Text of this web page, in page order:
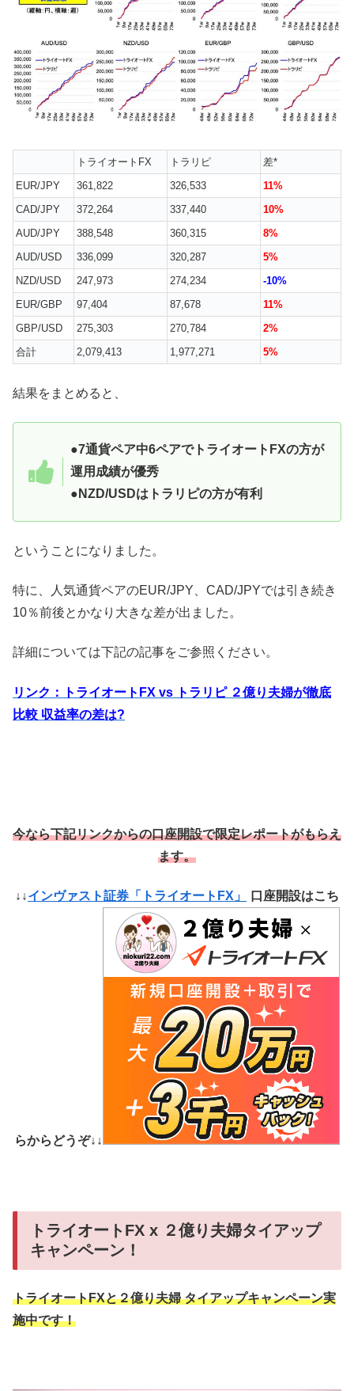
トライオートFX トラリピ
差*
EUR/JPY
361,822 326,533
11%
CAD/JPY
372,264 337,440
10%
AUD/JPY
388,548 360,315
8%
AUD/USD
336,099 320,287
5%
NZD/USD
247,973 274,234
-10%
EUR/GBP
97,404 87,678
11%
GBP/USD
275,303 270,784
2%
合計
2,079,413 1,977,271 5%
結果をまとめると、
●7通貨ペア中6ペアでトライオートFXの方が
運用成績が優秀
●NZD/USDはトラリピの方が有利
ということになりました。
特に、人気通貨ペアのEUR/JPY、CAD/JPYでは引き続き
10％前後とかなり大きな差が出ました。
詳細については下記の記事をご参照ください。
リンク：トライオートFX vs トラリピ ２億り夫婦が徹底
比較 収益率の差は?
今なら下記リンクからの口座開設で限定レポートがもらえ
ます。
↓↓インヴァスト証券「トライオートFX」 口座開設はこち
らからどうぞ↓↓
トライオートFX x ２億り夫婦タイアップ
キャンペーン！
トライオートFXと２億り夫婦 タイアップキャンペーン実
施中です！